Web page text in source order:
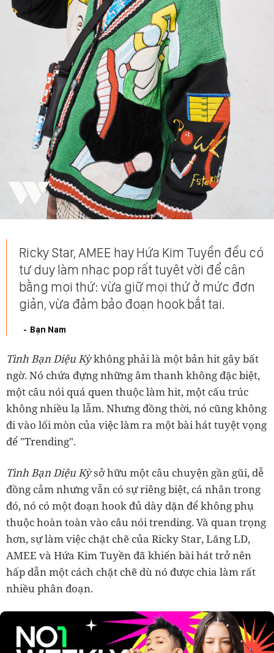
Ricky Star, AMEE hay Hứa Kim Tuyền đều có
tư duy làm nhạc pop rất tuyệt vời để cân
bằng mọi thứ: vừa giữ mọi thứ ở mức đơn
giản, vừa đảm bảo đoạn hook bắt tai.
Bạn Nam
Tình Bạn Diệu Kỳkhông phải là một bản hit gây bất
ngờ. Nó chứa đựng những âm thanh không đặc biệt,
một câu nói quá quen thuộc làm hit, một cấu trúc
không nhiều lạ lẫm. Nhưng đồng thời, nó cũng không
đi vào lối mòn của việc làm ra một bài hát tuyệt vọng
để "Trending".
Tình Bạn Diệu Kỳsở hữu một câu chuyện gần gũi, dễ
đồng cảm nhưng vẫn có sự riêng biệt, cá nhân trong
đó, nó có một đoạn hook đủ dày dặn để không phụ
thuộc hoàn toàn vào câu nói trending. Và quan trọng
hơn, sự làm việc chặt chẽ của Ricky Star, Lăng LD,
AMEE và Hứa Kim Tuyền đã khiến bài hát trở nên
hấp dẫn một cách chặt chẽ dù nó được chia làm rất
nhiều phân đoạn.